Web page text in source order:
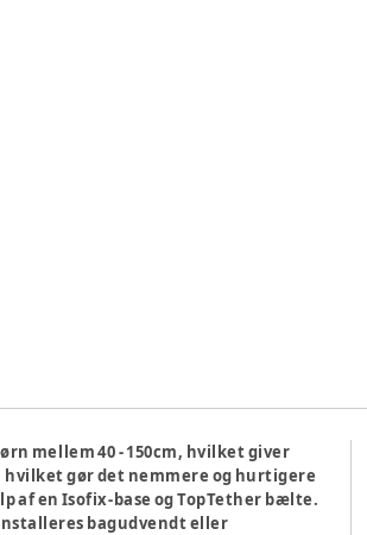
mellem 40 - 150cm, hvilket giver
hvilket gør det nemmere og hurtigere
af en Isofix-base og TopTether bælte.
bagudvendt eller